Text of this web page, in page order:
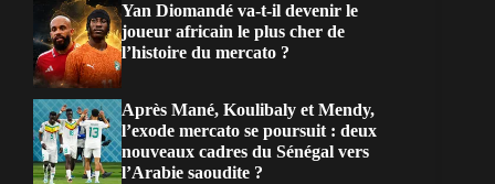
Yan Diomandé va-t-il devenir le
joueur africain le plus cher de
l’histoire du mercato ?
Après Mané, Koulibaly et Mendy,
l’exode mercato se poursuit : deux
nouveaux cadres du Sénégal vers
l’Arabie saoudite ?